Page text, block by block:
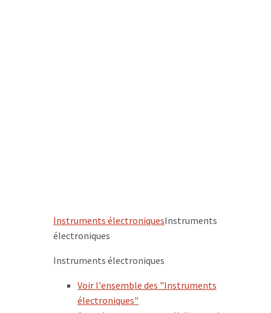
Instruments électroniquesInstruments
électroniques
Instruments électroniques
Voir l'ensemble des "Instruments
électroniques"